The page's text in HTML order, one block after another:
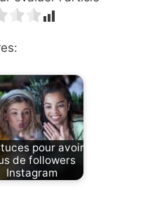
pour avoir
de followers
Instagram